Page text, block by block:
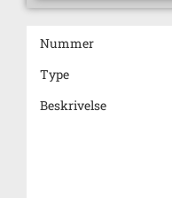
Nummer
Type
Beskrivelse